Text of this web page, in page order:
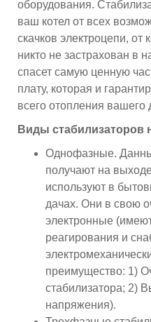
оборудования.
ваш котел от всех
скачков электроцепи, от
никто не застрахован в
спасет самую ценную
плату, которая и
всего отопления вашего
Виды стабилизаторов
Однофазные.
получают на
используют в
дачах. Они в свою
электронные
реагирования и
преимущество: 1)
стабилизатора; 2)
напряжения).